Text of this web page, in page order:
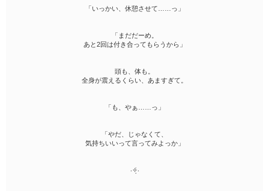
「いっかい、休憩させて……っ」
「まだだーめ。
あと2回は付き合ってもらうから」
頭も、体も。
全身が震えるくらい、あますぎて。
「も、やぁ……っ」
「やだ、じゃなくて、
気持ちいいって言ってみよっか」
‧✧̣̇‧